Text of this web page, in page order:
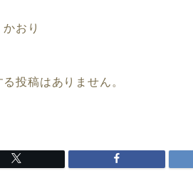
おり
る投稿はありません。